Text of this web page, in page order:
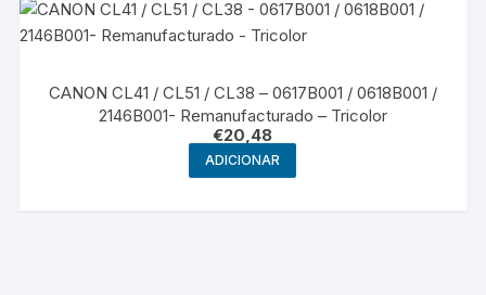
CANON CL41 / CL51 / CL38 – 0617B001 / 0618B001 /
2146B001- Remanufacturado – Tricolor
€20,48
ADICIONAR